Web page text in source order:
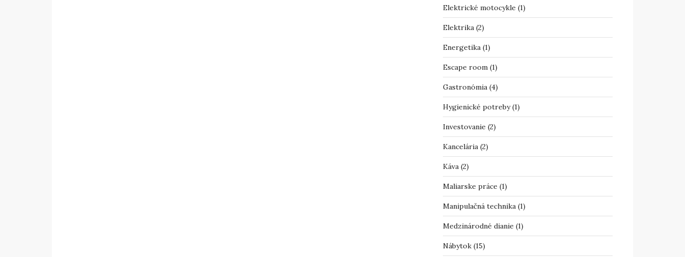
Elektrické motocykle (1)
Elektrika(2)
Energetika(1)
Escape room(1)
Gastronómia(4)
Hygienické potreby(1)
Investovanie (2)
Kancelária(2)
Káva(2)
Maliarske práce (1)
Manipulačná technika(1)
Medzinárodné dianie (1)
Nábytok(15)